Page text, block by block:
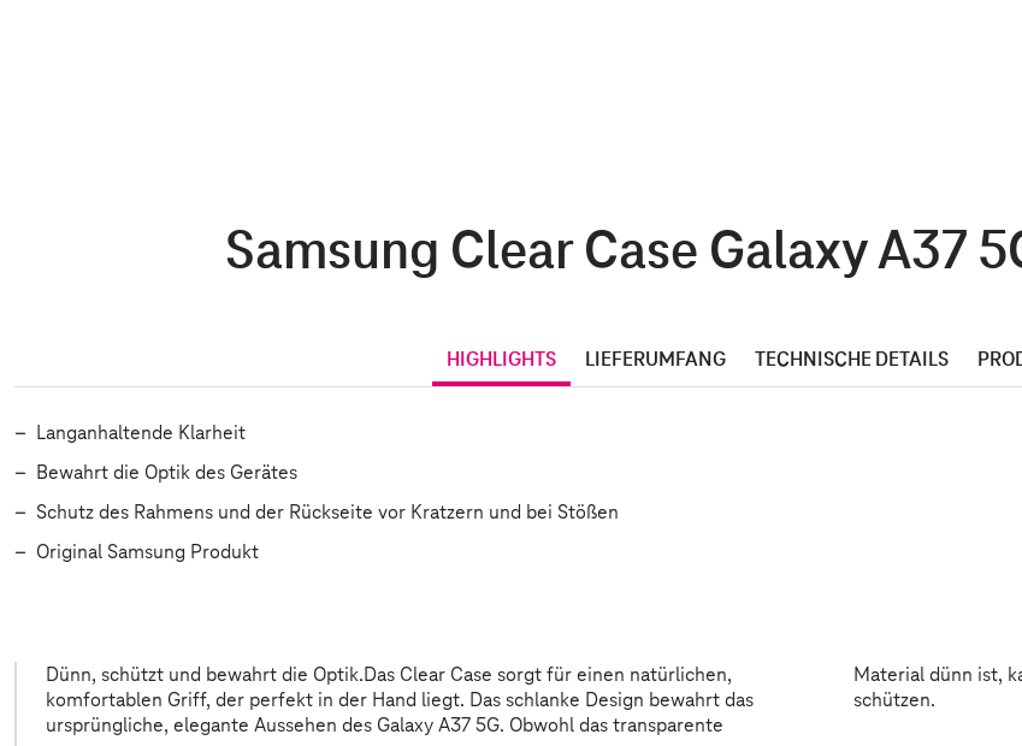
Samsung Clear Case Galaxy A37
HIGHLIGHTS LIEFERUMFANG TECHNISCHE DETAILS
Langanhaltende Klarheit
Bewahrt die Optik des Gerätes
Schutz des Rahmens und der Rückseite vor Kratzern und bei Stößen
Original Samsung Produkt
Dünn, schützt und bewahrt die Optik.Das Clear Case sorgt für einen natürlichen,
komfortablen Griff, der perfekt in der Hand liegt. Das schlanke Design bewahrt das
ursprüngliche, elegante Aussehen des Galaxy A37 5G. Obwohl das transparente
Material dünn ist, kann es dein Smartphone im Alltag vor möglichen kleineren Schäden
schützen.